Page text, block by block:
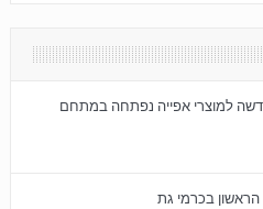
למוצרי אפייה נפתחה במתחם
בכרמי גת